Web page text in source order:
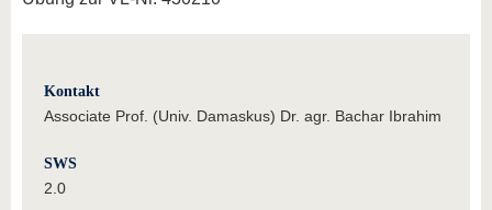
Kontakt
Associate Prof. (Univ. Damaskus) Dr. agr. Bachar Ibrahim
SWS
2.0